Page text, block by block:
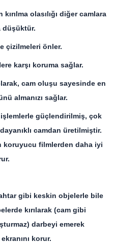
olasılığı diğer camlara
düşüktür.
çizilmeleri önler.
karşı koruma sağlar.
cam oluşu sayesinde en
almanızı sağlar.
güçlendirilmiş, çok
camdan üretilmiştir.
koruyucu filmlerden daha iyi
gibi keskin objelerle bile
kırılarak (cam gibi
darbeyi emerek
korur.